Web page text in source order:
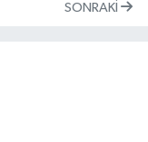
SONRAKI